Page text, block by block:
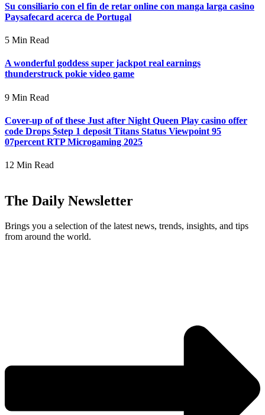
Su consiliario con el fin de retar online con manga larga casino
Paysafecard acerca de Portugal
5 Min Read
A wonderful goddess super jackpot real earnings
thunderstruck pokie video game
9 Min Read
Cover-up of of these Just after Night Queen Play casino offer
code Drops $step 1 deposit Titans Status Viewpoint 95
07percent RTP Microgaming 2025
12 Min Read
The Daily Newsletter
Brings you a selection of the latest news, trends, insights, and tips
from around the world.